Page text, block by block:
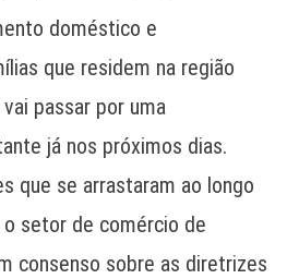
doméstico e
que residem na região
passar por uma
já nos próximos dias.
que se arrastaram ao longo
setor de comércio de
consenso sobre as diretrizes